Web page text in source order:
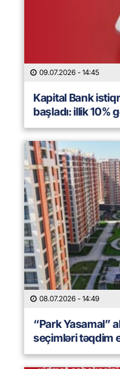
09.07.2026 - 14:45
Kapital Bank
başladı: illik 10%
08.07.2026 - 14:49
“Park Yasamal”
seçimləri təqdim